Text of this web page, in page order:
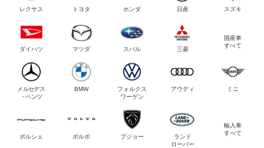
レクサス トヨタ ホンダ 日産 スズキ
ダイハツ マツダ スバル 三菱
国産車
すべて
メルセデス
・ベンツ
BMW
フォルクス
ワーゲン
アウディ ミニ
ポルシェ ボルボ プジョー
ランド
ローバー
輸入車
すべて